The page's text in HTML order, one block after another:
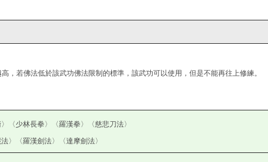
，若佛法低於該武功佛法限制的標準，該武功可以使用，但是不能再往上修練。
〈少林長拳〉〈羅漢拳〉〈慈悲刀法〉
〉〈羅漢劍法〉〈達摩劍法〉